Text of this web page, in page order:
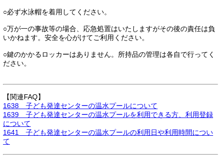
○必ず水泳帽を着用してください。
○万が一の事故等の場合、応急処置はいたしますがその後の責任は負
いかねます。安全を心がけてご利用ください。
○鍵のかかるロッカーはありません。所持品の管理は各自で行ってく
ださい。
【関連FAQ】
1638 子ども発達センターの温水プールについて
1639 子ども発達センターの温水プールを利用できる方、利用登録
について
1641 子ども発達センターの温水プールの利用日や利用時間につい
て